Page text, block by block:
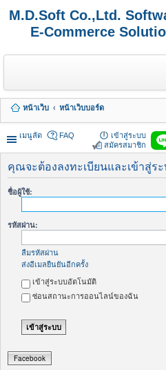
M.D.Soft Co.,Ltd.
E-Commerce
หน้าเว็บ
หน้าเว็บบอร์ด
เมนูลัด
FAQ
เข้าสู่ระบบ
สมัครสมาชิก
คุณจะต้องลงทะเบียนและเข้าสู่ร
ชื่อผู้ใช้:
รหัสผ่าน:
ลืมรหัสผ่าน
ส่งอีเมลยืนยันอีกครั้ง
เข้าสู่ระบบอัตโนมัติ
ซ่อนสถานะการออนไลน์ของฉัน
Facebook